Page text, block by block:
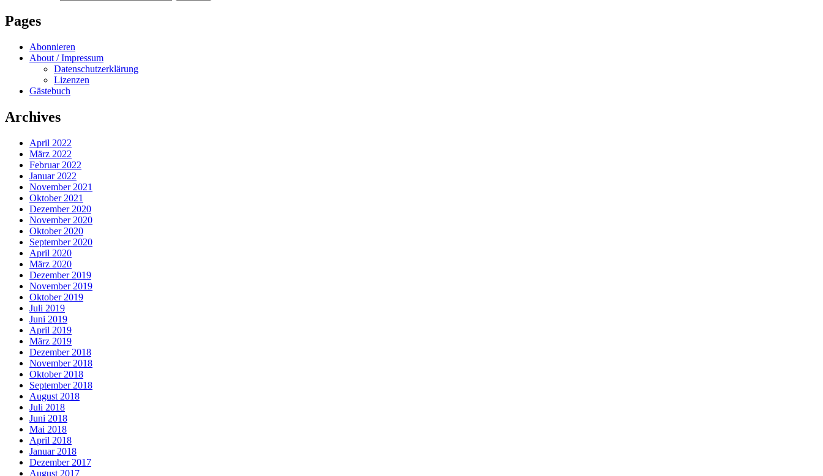
Pages
Abonnieren
About / Impressum
Datenschutzerklärung
Lizenzen
Gästebuch
Archives
April 2022
März 2022
Februar 2022
Januar 2022
November 2021
Oktober 2021
Dezember 2020
November 2020
Oktober 2020
September 2020
April 2020
März 2020
Dezember 2019
November 2019
Oktober 2019
Juli 2019
Juni 2019
April 2019
März 2019
Dezember 2018
November 2018
Oktober 2018
September 2018
August 2018
Juli 2018
Juni 2018
Mai 2018
April 2018
Januar 2018
Dezember 2017
August 2017